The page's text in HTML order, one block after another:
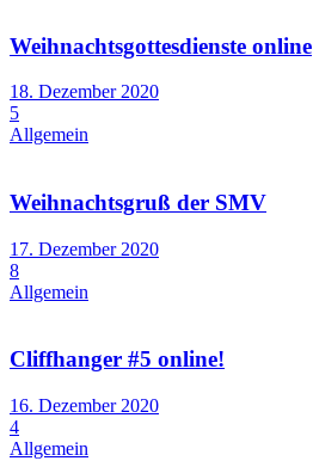
Weihnachtsgottesdienste online
18. Dezember 2020
5
Allgemein
Weihnachtsgruß der SMV
17. Dezember 2020
8
Allgemein
Cliffhanger #5 online!
16. Dezember 2020
4
Allgemein